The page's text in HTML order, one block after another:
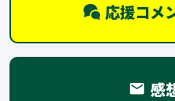
応援コメ
email 感